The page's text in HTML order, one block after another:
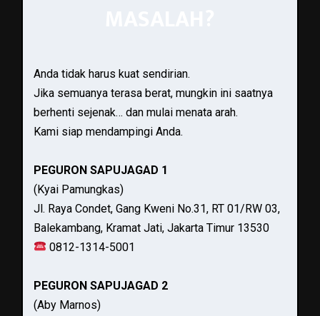
Anda tidak harus kuat sendirian.
Jika semuanya terasa berat, mungkin ini saatnya
berhenti sejenak… dan mulai menata arah.
Kami siap mendampingi Anda.
PEGURON SAPUJAGAD 1
(Kyai Pamungkas)
Jl. Raya Condet, Gang Kweni No.31, RT 01/RW 03,
Balekambang, Kramat Jati, Jakarta Timur 13530
0812-1314-5001
PEGURON SAPUJAGAD 2
(Aby Marnos)